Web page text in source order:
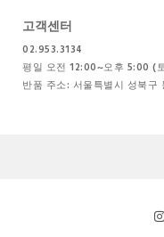
고객센터
02.953.3134
평일 오전 12:00~오후 5:00 (
반품 주소: 서울특별시 성북구